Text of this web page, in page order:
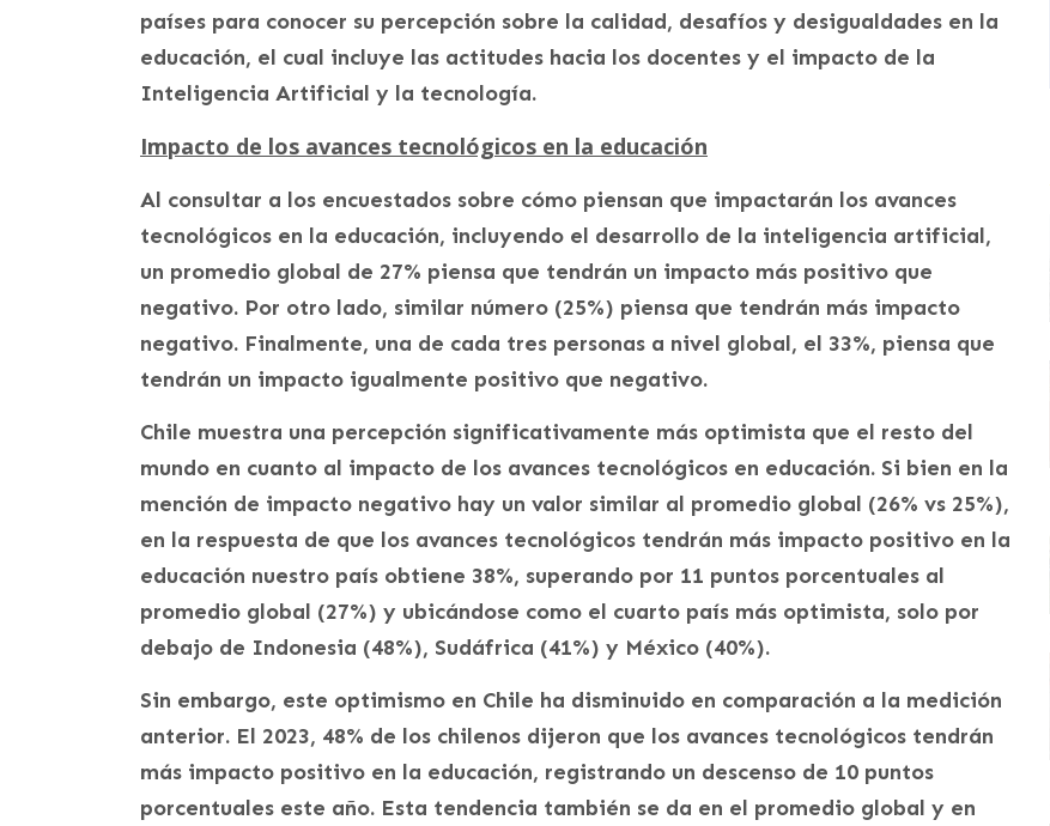
países para conocer su percepción sobre la calidad, desafíos y desigualdades en la
educación, el cual incluye las actitudes hacia los docentes y el impacto de la
Inteligencia Artificial y la tecnología.
Impacto de los avances tecnológicos en la educación
Al consultar a los encuestados sobre cómo piensan que impactarán los avances
tecnológicos en la educación, incluyendo el desarrollo de la inteligencia artificial,
un promedio global de 27% piensa que tendrán un impacto más positivo que
negativo. Por otro lado, similar número (25%) piensa que tendrán más impacto
negativo. Finalmente, una de cada tres personas a nivel global, el 33%, piensa que
tendrán un impacto igualmente positivo que negativo.
Chile muestra una percepción significativamente más optimista que el resto del
mundo en cuanto al impacto de los avances tecnológicos en educación. Si bien en la
mención de impacto negativo hay un valor similar al promedio global (26% vs 25%),
en la respuesta de que los avances tecnológicos tendrán más impacto positivo en la
educación nuestro país obtiene 38%, superando por 11 puntos porcentuales al
promedio global (27%) y ubicándose como el cuarto país más optimista, solo por
debajo de Indonesia (48%), Sudáfrica (41%) y México (40%).
Sin embargo, este optimismo en Chile ha disminuido en comparación a la medición
anterior. El 2023, 48% de los chilenos dijeron que los avances tecnológicos tendrán
más impacto positivo en la educación, registrando un descenso de 10 puntos
porcentuales este año. Esta tendencia también se da en el promedio global y en